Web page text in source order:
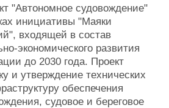
"Автономное судовождение"
инициативы "Маяки
входящей в состав
экономического развития
до 2030 года. Проект
и утверждение технических
обеспечения
судовое и береговое